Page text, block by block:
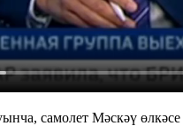
самолет Мәскәү